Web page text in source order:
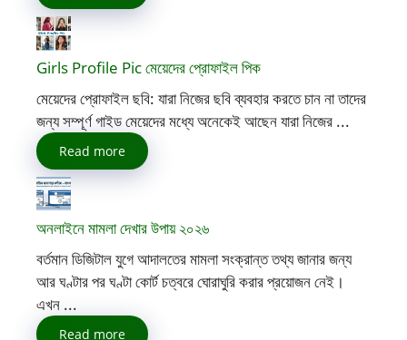
Girls Profile Pic মেয়েদের প্রোফাইল পিক
মেয়েদের প্রোফাইল ছবি: যারা নিজের ছবি ব্যবহার করতে চান না তাদের
জন্য সম্পূর্ণ গাইড মেয়েদের মধ্যে অনেকেই আছেন যারা নিজের ...
Read more
অনলাইনে মামলা দেখার উপায় ২০২৬
বর্তমান ডিজিটাল যুগে আদালতের মামলা সংক্রান্ত তথ্য জানার জন্য
আর ঘণ্টার পর ঘণ্টা কোর্ট চত্বরে ঘোরাঘুরি করার প্রয়োজন নেই।
এখন ...
Read more